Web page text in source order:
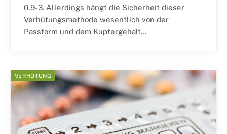
0,9-3. Allerdings hängt die Sicherheit dieser
Verhütungsmethode wesentlich von der
Passform und dem Kupfergehalt…
VERHÜTUNG